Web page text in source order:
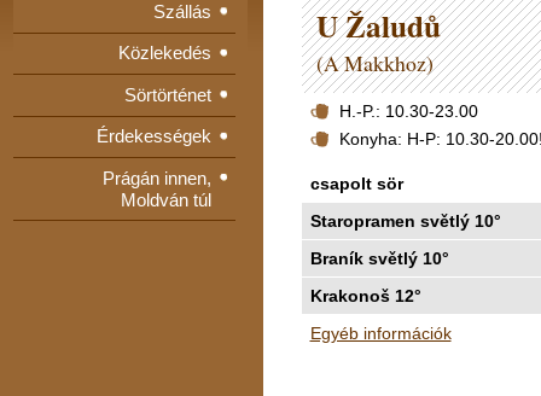
Szállás
Közlekedés
Sörtörténet
Érdekességek
Prágán innen,
Moldván túl
U Žaludů
(A Makkhoz)
H.-P.: 10.30-23.00
Konyha: H-P: 10.30-
csapolt sör
Egyéb információk
Staropramen světlý 10°
Braník světlý 10°
Krakonoš 12°